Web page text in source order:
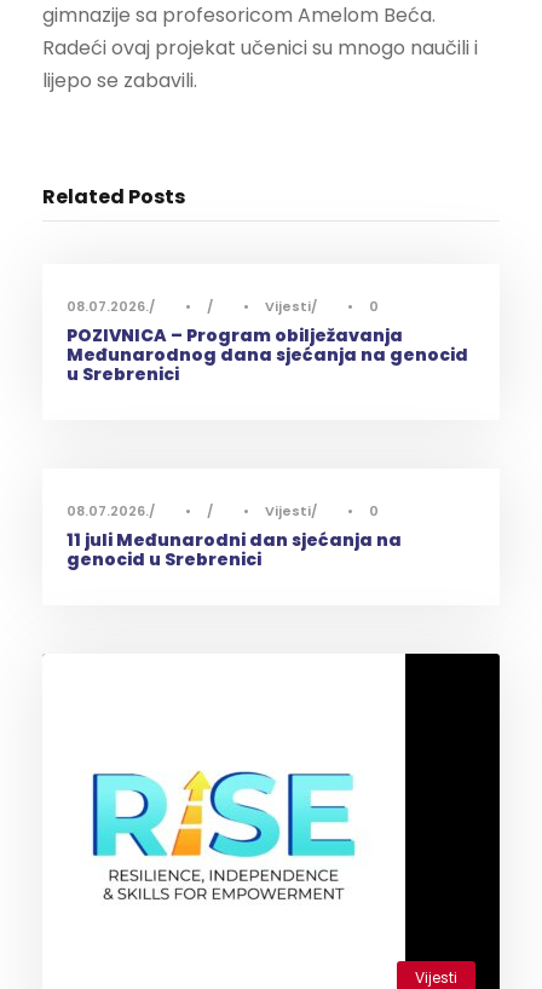
gimnazije sa profesoricom Amelom Beća.
Radeći ovaj projekat učenici su mnogo naučili i
lijepo se zabavili.
Related Posts
08.07.2026. • • Vijesti • 0
POZIVNICA – Program obilježavanja
Međunarodnog dana sjećanja na genocid
u Srebrenici
08.07.2026. • • Vijesti • 0
11 juli Međunarodni dan sjećanja na
genocid u Srebrenici
Vijesti